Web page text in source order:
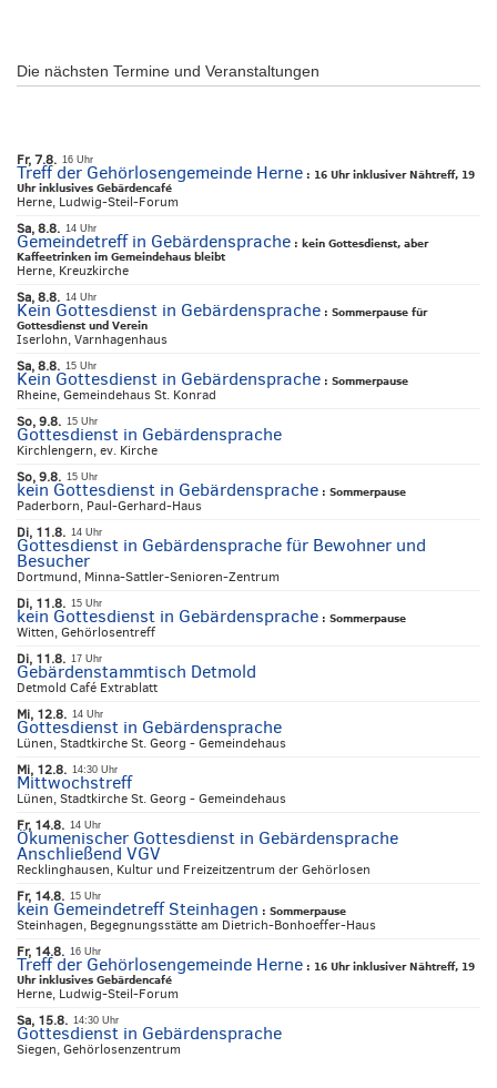
Die nächsten Termine und Veranstaltungen
Fr, 7.8. 16 Uhr
Treff der Gehörlosengemeinde Herne : 16 Uhr inklusiver Nähtreff, 19
Uhr inklusives Gebärdencafé
Herne, Ludwig-Steil-Forum
Sa, 8.8. 14 Uhr
Gemeindetreff in Gebärdensprache : kein Gottesdienst, aber
Kaffeetrinken im Gemeindehaus bleibt
Herne, Kreuzkirche
Sa, 8.8. 14 Uhr
Kein Gottesdienst in Gebärdensprache : Sommerpause für
Gottesdienst und Verein
Iserlohn, Varnhagenhaus
Sa, 8.8. 15 Uhr
Kein Gottesdienst in Gebärdensprache : Sommerpause
Rheine, Gemeindehaus St. Konrad
So, 9.8. 15 Uhr
Gottesdienst in Gebärdensprache
Kirchlengern, ev. Kirche
So, 9.8. 15 Uhr
kein Gottesdienst in Gebärdensprache : Sommerpause
Paderborn, Paul-Gerhard-Haus
Di, 11.8. 14 Uhr
Gottesdienst in Gebärdensprache für Bewohner und
Besucher
Dortmund, Minna-Sattler-Senioren-Zentrum
Di, 11.8. 15 Uhr
kein Gottesdienst in Gebärdensprache : Sommerpause
Witten, Gehörlosentreff
Di, 11.8. 17 Uhr
Gebärdenstammtisch Detmold
Detmold Café Extrablatt
Mi, 12.8. 14 Uhr
Gottesdienst in Gebärdensprache
Lünen, Stadtkirche St. Georg - Gemeindehaus
Mi, 12.8. 14:30 Uhr
Mittwochstreff
Lünen, Stadtkirche St. Georg - Gemeindehaus
Fr, 14.8. 14 Uhr
Ökumenischer Gottesdienst in Gebärdensprache
Anschließend VGV
Recklinghausen, Kultur und Freizeitzentrum der Gehörlosen
Fr, 14.8. 15 Uhr
kein Gemeindetreff Steinhagen : Sommerpause
Steinhagen, Begegnungsstätte am Dietrich-Bonhoeffer-Haus
Fr, 14.8. 16 Uhr
Treff der Gehörlosengemeinde Herne : 16 Uhr inklusiver Nähtreff, 19
Uhr inklusives Gebärdencafé
Herne, Ludwig-Steil-Forum
Sa, 15.8. 14:30 Uhr
Gottesdienst in Gebärdensprache
Siegen, Gehörlosenzentrum